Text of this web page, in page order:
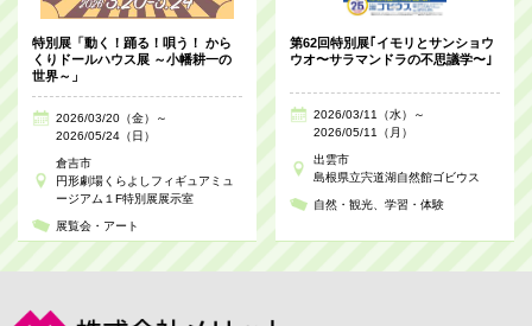
特別展「動く！踊る！唄う！ から
くりドールハウス展 ～小幡耕一の
世界～」
2026/03/20（金）～
2026/05/24（日）
倉吉市
円形劇場くらよしフィギュアミュ
ージアム１F特別展展示室
展覧会・アート
第62回特別展｢イモリとサンショウ
ウオ〜サラマンドラの不思議学〜｣
2026/03/11（水）～
2026/05/11（月）
出雲市
島根県立宍道湖自然館ゴビウス
自然・観光 学習・体験